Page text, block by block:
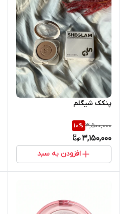
پنکک شیگلم
3,500,000
10%
3,150,000
افزودن به سبد